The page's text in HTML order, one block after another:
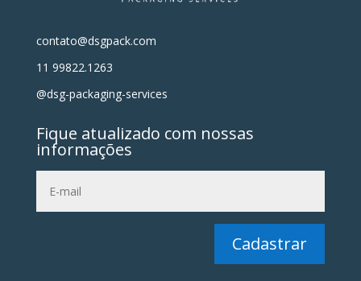
contato@dsgpack.com
11 99822.1263
@dsg-packaging-services
Fique atualizado com nossas
informações
Cadastrar